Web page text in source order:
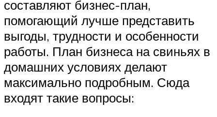
составляют бизнес-план,
помогающий лучше представить
выгоды, трудности и особенности
работы. План бизнеса на свиньях в
домашних условиях делают
максимально подробным. Сюда
входят такие вопросы: